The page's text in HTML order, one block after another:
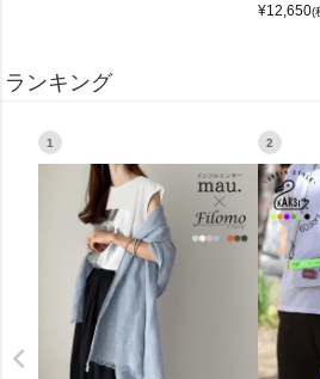
¥12,650(
ランキング
1 2